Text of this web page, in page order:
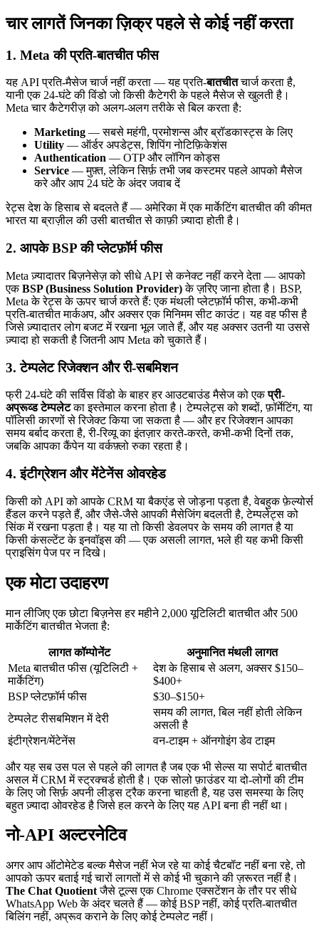
चार लागतें जिनका ज़िक्र पहले से कोई नहीं करता
1. Meta की प्रति-बातचीत फीस
यह API प्रति-मैसेज चार्ज नहीं करता — यह प्रति-बातचीतचार्ज करता है,
यानी एक 24-घंटे की विंडो जो किसी कैटेगरी के पहले मैसेज से खुलती है।
Meta चार कैटेगरीज़ को अलग-अलग तरीके से बिल करता है:
Marketing — सबसे महंगी, प्रमोशन्स और ब्रॉडकास्ट्स के लिए
Utility — ऑर्डर अपडेट्स, शिपिंग नोटिफ़िकेशंस
Authentication — OTP और लॉगिन कोड्स
Service — मुफ़्त, लेकिन सिर्फ़ तभी जब कस्टमर पहले आपको मैसेज
करे और आप 24 घंटे के अंदर जवाब दें
रेट्स देश के हिसाब से बदलते हैं — अमेरिका में एक मार्केटिंग बातचीत की कीमत
भारत या ब्राज़ील की उसी बातचीत से काफ़ी ज़्यादा होती है।
2. आपके BSP की प्लेटफ़ॉर्म फीस
Meta ज़्यादातर बिज़नेसेज़ को सीधे API से कनेक्ट नहीं करने देता — आपको
एकBSP (Business Solution Provider)के ज़रिए जाना होता है। BSP,
Meta के रेट्स के ऊपर चार्ज करते हैं: एक मंथली प्लेटफ़ॉर्म फीस, कभी-कभी
प्रति-बातचीत मार्कअप, और अक्सर एक मिनिमम सीट काउंट। यह वह फीस है
जिसे ज़्यादातर लोग बजट में रखना भूल जाते हैं, और यह अक्सर उतनी या उससे
ज़्यादा हो सकती है जितनी आप Meta को चुकाते हैं।
3. टेम्पलेट रिजेक्शन और री-सबमिशन
फ्री 24-घंटे की सर्विस विंडो के बाहर हर आउटबाउंड मैसेज को एकप्री-
अप्रूव्ड टेम्पलेटका इस्तेमाल करना होता है। टेम्पलेट्स को शब्दों, फ़ॉर्मेटिंग, या
पॉलिसी कारणों से रिजेक्ट किया जा सकता है — और हर रिजेक्शन आपका
समय बर्बाद करता है, री-रिव्यू का इंतज़ार करते-करते, कभी-कभी दिनों तक,
जबकि आपका कैंपेन या वर्कफ़्लो रुका रहता है।
4. इंटीग्रेशन और मेंटेनेंस ओवरहेड
किसी को API को आपके CRM या बैकएंड से जोड़ना पड़ता है, वेबहुक फ़ेल्योर्स
हैंडल करने पड़ते हैं, और जैसे-जैसे आपकी मैसेजिंग बदलती है, टेम्पलेट्स को
सिंक में रखना पड़ता है। यह या तो किसी डेवलपर के समय की लागत है या
किसी कंसल्टेंट के इनवॉइस की — एक असली लागत, भले ही यह कभी किसी
प्राइसिंग पेज पर न दिखे।
एक मोटा उदाहरण
मान लीजिए एक छोटा बिज़नेस हर महीने 2,000 यूटिलिटी बातचीत और 500
मार्केटिंग बातचीत भेजता है:
लागत कॉम्पोनेंट
अनुमानित मंथली लागत
Meta बातचीत फीस (यूटिलिटी +
मार्केटिंग)
देश के हिसाब से अलग, अक्सर $150–
$400+
BSP प्लेटफ़ॉर्म फीस
$30–$150+
टेम्पलेट रीसबमिशन में देरी
समय की लागत, बिल नहीं होती लेकिन
असली है
इंटीग्रेशन/मेंटेनेंस
वन-टाइम + ऑनगोइंग डेव टाइम
और यह सब उस पल से पहले की लागत है जब एक भी सेल्स या सपोर्ट बातचीत
असल में CRM में स्ट्रक्चर्ड होती है। एक सोलो फ़ाउंडर या दो-लोगों की टीम
के लिए जो सिर्फ़ अपनी लीड्स ट्रैक करना चाहती है, यह उस समस्या के लिए
बहुत ज़्यादा ओवरहेड है जिसे हल करने के लिए यह API बना ही नहीं था।
नो-API अल्टरनेटिव
अगर आप ऑटोमेटेड बल्क मैसेज नहीं भेज रहे या कोई चैटबॉट नहीं बना रहे, तो
आपको ऊपर बताई गई चारों लागतों में से कोई भी चुकाने की ज़रूरत नहीं है।
The Chat Quotientजैसे टूल्स एक Chrome एक्सटेंशन के तौर पर सीधे
WhatsApp Web के अंदर चलते हैं — कोई BSP नहीं, कोई प्रति-बातचीत
बिलिंग नहीं, अप्रूव कराने के लिए कोई टेम्पलेट नहीं।